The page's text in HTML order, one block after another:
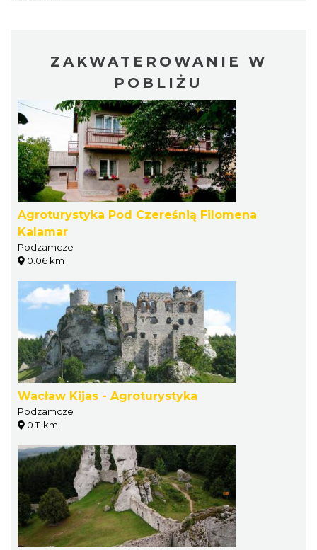
ZAKWATEROWANIE W
POBLIŻU
Agroturystyka Pod Czereśnią Filomena
Kalamar
Podzamcze
0.06 km
Wacław Kijas - Agroturystyka
Podzamcze
0.11 km